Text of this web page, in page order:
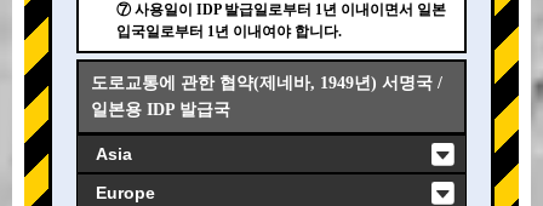
⑦ 사용일이 IDP 발급일로부터 1년 이내이면서 일본
입국일로부터 1년 이내여야 합니다.
도로교통에 관한 협약(제네바, 1949년) 서명국 /
일본용 IDP 발급국
Asia
Europe